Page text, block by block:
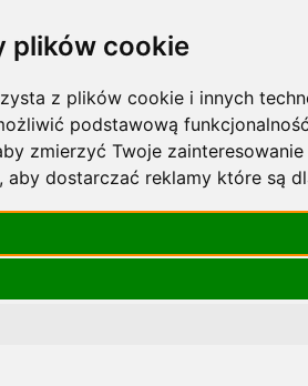
plików cookie
z plików cookie i innych
podstawową
zmierzyć Twoje
,aby dostarczać reklamy które są
RN 5/1925